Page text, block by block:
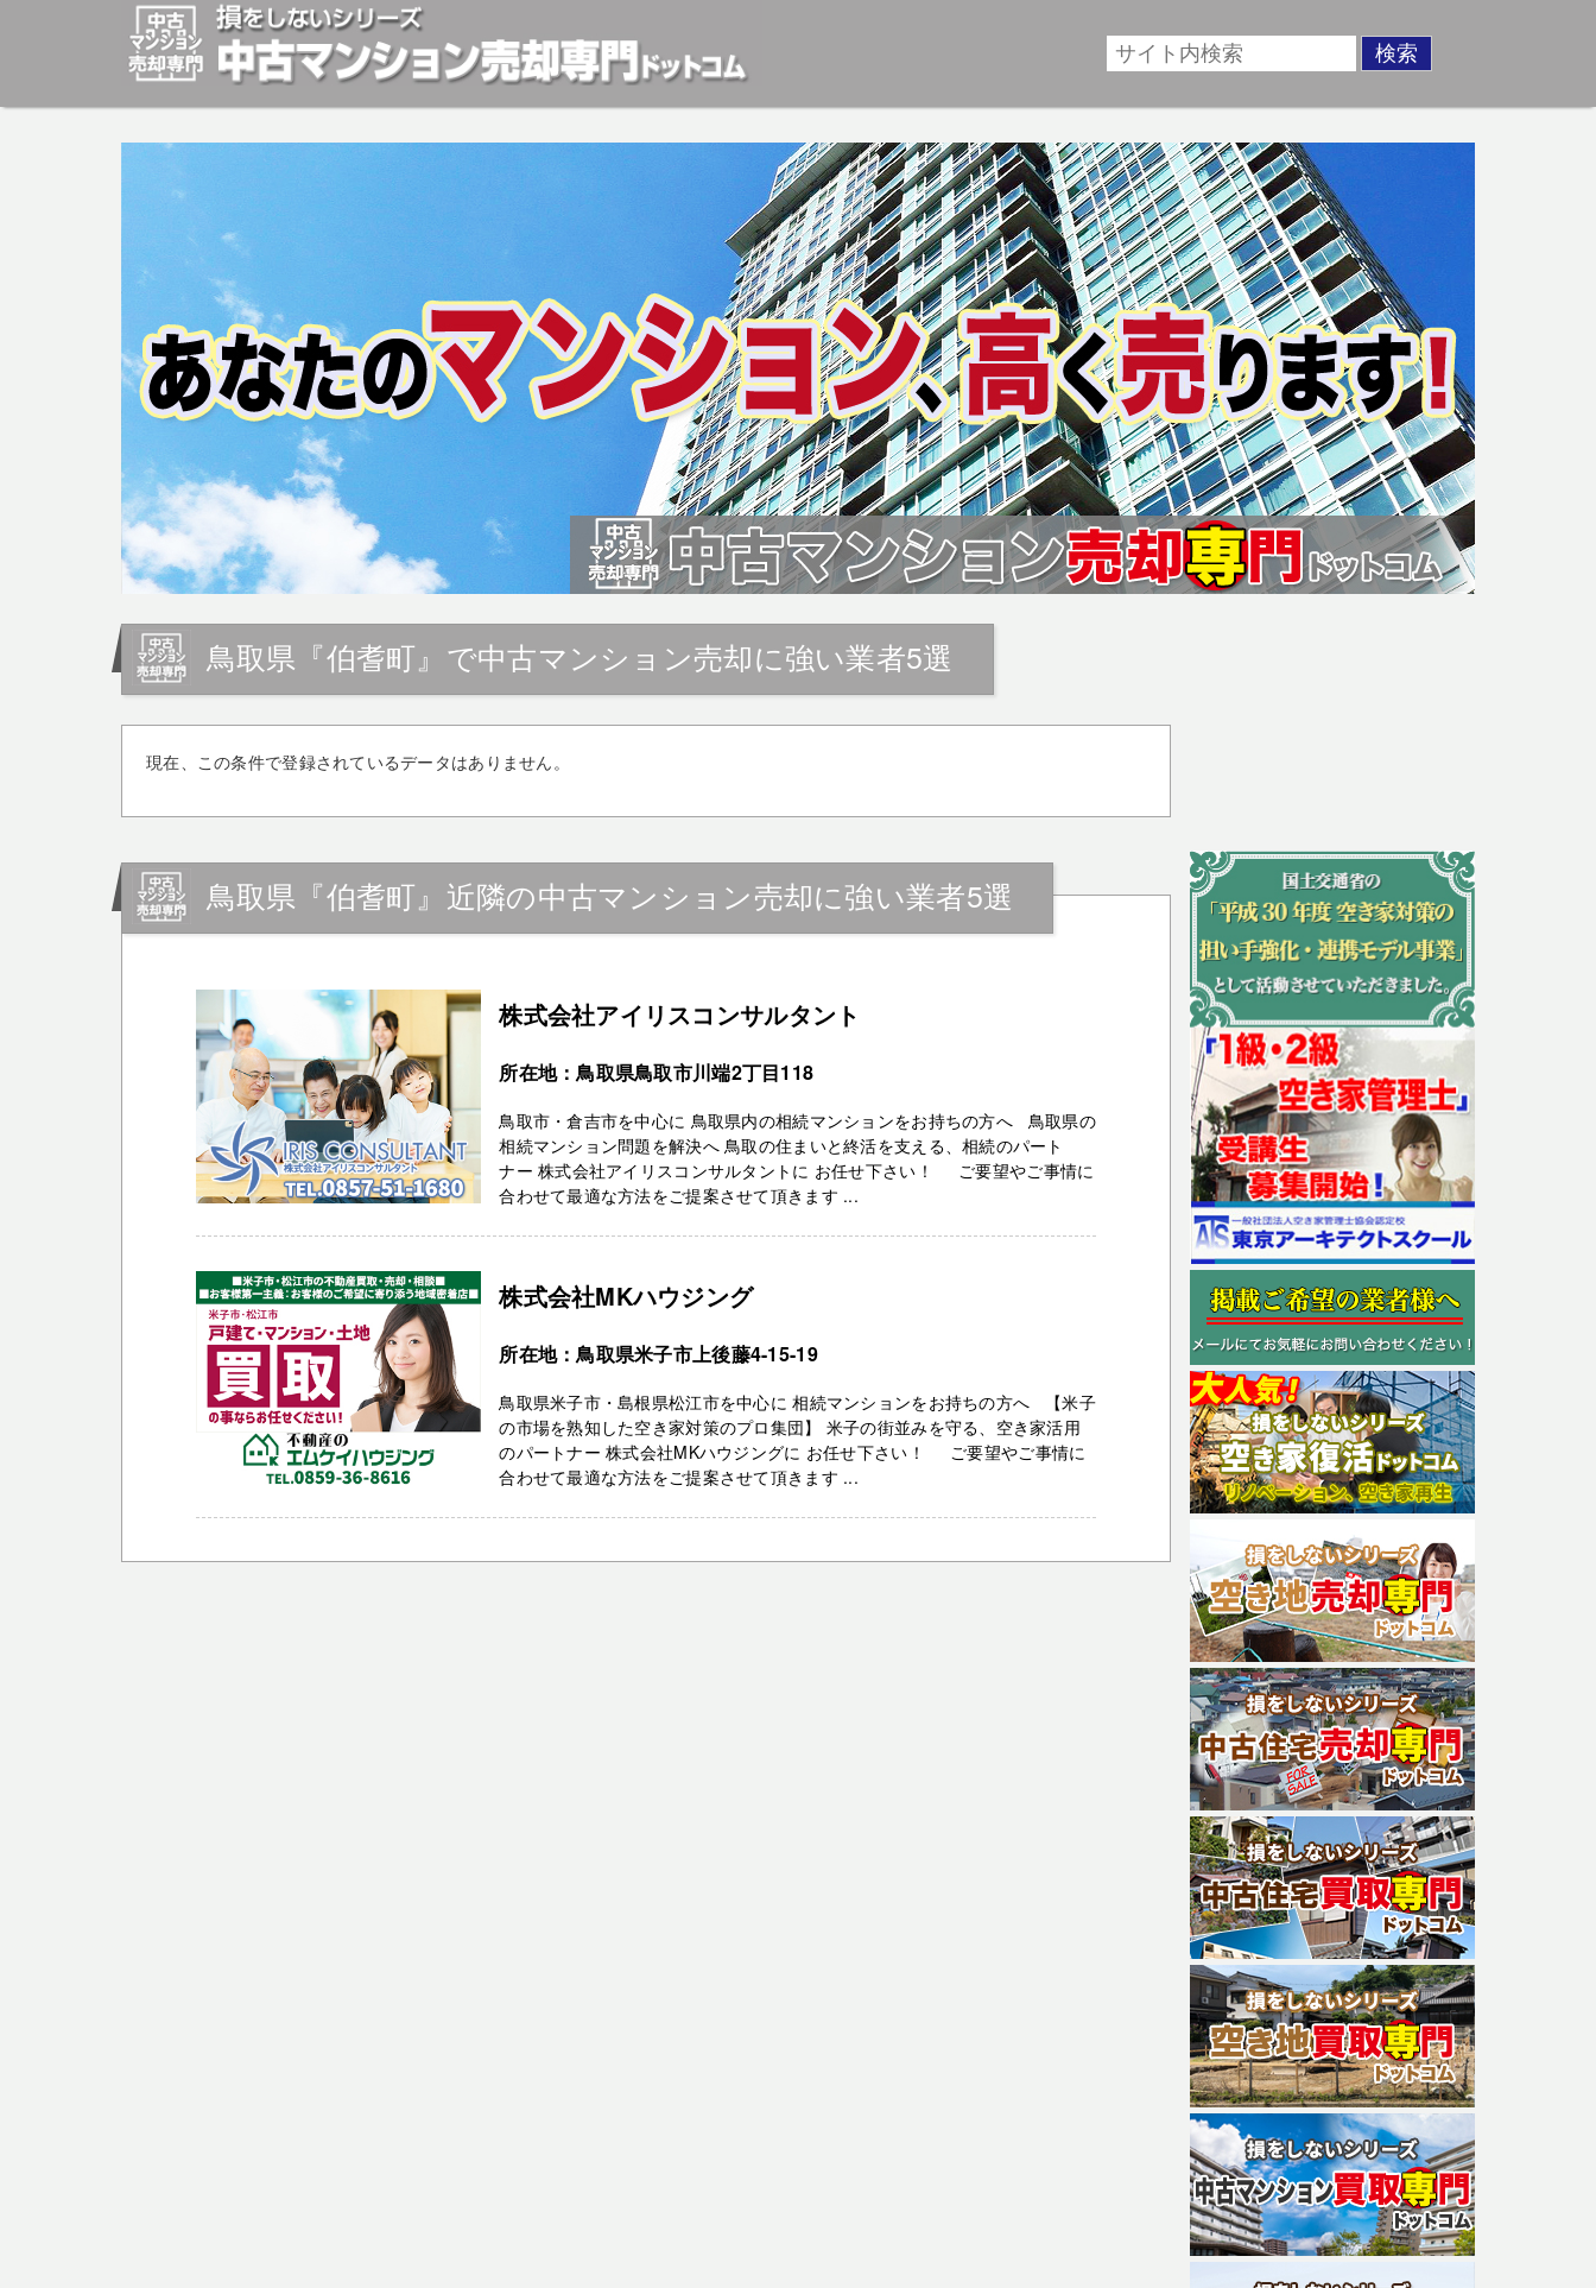
マンションの「売却」は「個人」の方々が、「買取」は不動産や開発等の「業者」が物件を買います。一般的に「売却」は時間はかかるが相場に準じた売却金額、「買取」は短期ではあるが相場より
安めの売却金額と言われています。マンションの売却をご検討中の方はお気軽にご相談ください。マンション、アパート、相続不動産など不動産売却のお悩みを全国の専門家が解決致します！
鳥取県『伯耆町』で中古マンション売却に強い業者5選
現在、この条件で登録されているデータはありません。
鳥取県『伯耆町』近隣の中古マンション売却に強い業者5選
株式会社アイリスコンサルタント
所在地：鳥取県鳥取市川端2丁目118
鳥取市・倉吉市を中心に 鳥取県内の相続マンションをお持ちの方へ 鳥取県の
相続マンション問題を解決へ 鳥取の住まいと終活を支える、相続のパート
ナー 株式会社アイリスコンサルタントに お任せ下さい！ ご要望やご事情に
合わせて最適な方法をご提案させて頂きます ...
株式会社MKハウジング
所在地：鳥取県米子市上後藤4-15-19
鳥取県米子市・島根県松江市を中心に 相続マンションをお持ちの方へ 【米子
の市場を熟知した空き家対策のプロ集団】 米子の街並みを守る、空き家活用
のパートナー 株式会社MKハウジングに お任せ下さい！ ご要望やご事情に
合わせて最適な方法をご提案させて頂きます ...